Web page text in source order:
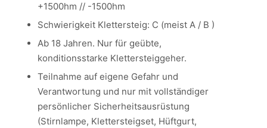
+1500hm // -1500hm
Schwierigkeit Klettersteig: C (meist A / B )
Ab 18 Jahren. Nur für geübte,
konditionsstarke Klettersteiggeher.
Teilnahme auf eigene Gefahr und
Verantwortung und nur mit vollständiger
persönlicher Sicherheitsausrüstung
(Stirnlampe, Klettersteigset, Hüftgurt,